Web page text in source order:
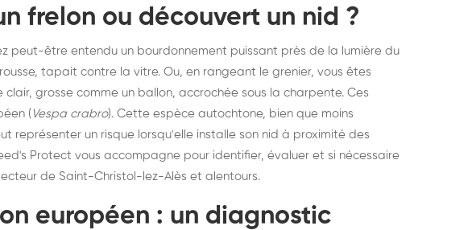
frelon ou découvert un nid ?
peut-être entendu un bourdonnement puissant près de la lumière du
tapait contre la vitre. Ou, en rangeant le grenier, vous êtes
grosse comme un ballon, accrochée sous la charpente. Ces
( Vespa crabro). Cette espèce autochtone, bien que moins
représenter un risque lorsqu'elle installe son nid à proximité des
Protect vous accompagne pour identifier, évaluer et si nécessaire
de Saint-Christol-lez-Alès et alentours.
européen : un diagnostic